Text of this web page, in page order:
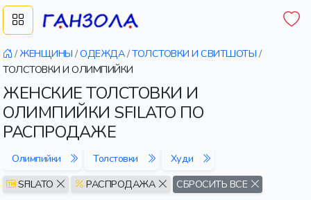
/ ЖЕНЩИНЫ /ОДЕЖДА/ТОЛСТОВКИ И СВИТШОТЫ /
ТОЛСТОВКИ И ОЛИМПИЙКИ
ЖЕНСКИЕ ТОЛСТОВКИ И
ОЛИМПИЙКИ SFILATO ПО
РАСПРОДАЖЕ
Олимпийки Толстовки
Худи
SFILATO
РАСПРОДАЖА
СБРОСИТЬ ВСЕ